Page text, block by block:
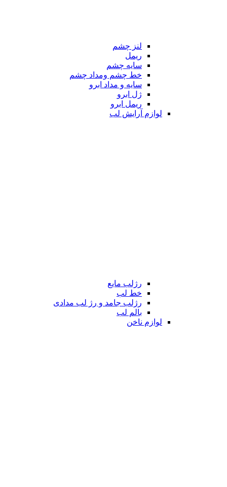
لنز چشم
ریمل
سایه چشم
خط چشم ومداد چشم
سایه و مداد ابرو
ژل ابرو
ریمل ابرو
لوازم آرایش لب
رژلب مایع
خط لب
رژلب جامد و رژ لب مدادی
بالم لب
لوازم ناخن